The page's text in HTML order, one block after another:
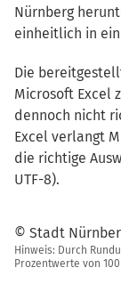
Nürnberg
einheitlich in
Die
Microsoft Excel
dennoch nicht
Excel verlangt
die richtige
UTF-8).
© Stadt
Hinweis: Durch
Prozentwerte von